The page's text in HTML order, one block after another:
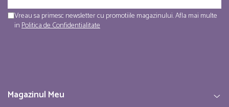
Vreau sa primesc newsletter cu promotiile magazinului. Afla mai multe
inPolitica de Confidentialitate
Magazinul Meu